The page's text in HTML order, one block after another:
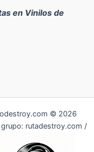
en Vinilos de
© 2026
rutadestroy.com /